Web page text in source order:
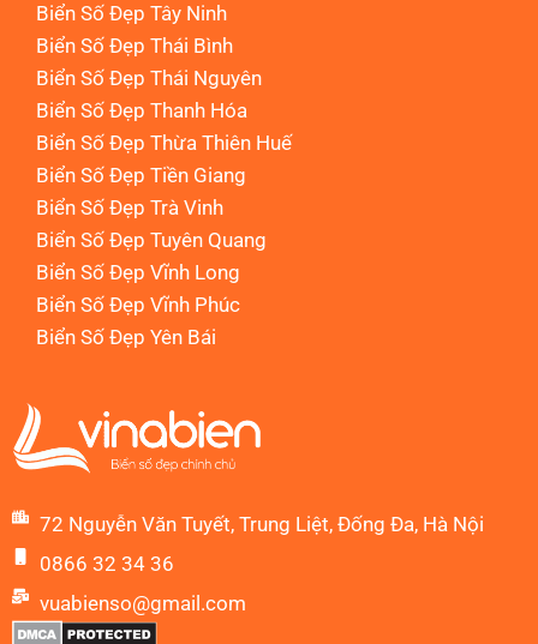
Biển Số Đẹp Tây Ninh
Biển Số Đẹp Thái Bình
Biển Số Đẹp Thái Nguyên
Biển Số Đẹp Thanh Hóa
Biển Số Đẹp Thừa Thiên Huế
Biển Số Đẹp Tiền Giang
Biển Số Đẹp Trà Vinh
Biển Số Đẹp Tuyên Quang
Biển Số Đẹp Vĩnh Long
Biển Số Đẹp Vĩnh Phúc
Biển Số Đẹp Yên Bái
72 Nguyễn Văn Tuyết, Trung Liệt, Đống Đa, Hà Nội
0866 32 34 36
vuabienso@gmail.com